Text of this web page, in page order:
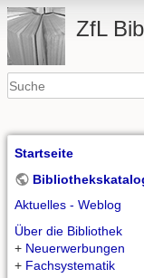
ZfL
Startseite
Aktuelles - Weblog
Über die Bibliothek
+ Neuerwerbungen
+ Fachsystematik